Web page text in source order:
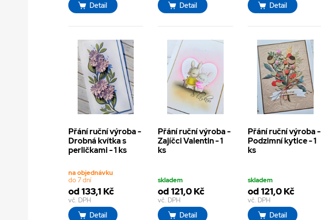
Detail Detail Detail
Přání ruční výroba -
Drobná kvítka s
perličkami - 1 ks
na objednávku
do 7 dní
od 133,1 Kč
vč. DPH
Detail
Přání ruční výroba -
Zajíčci Valentin - 1
ks
skladem
od 121,0 Kč
vč. DPH
Detail
Přání ruční výroba -
Podzimní kytice - 1
ks
skladem
od 121,0 Kč
vč. DPH
Detail